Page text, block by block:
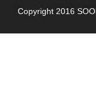
Copyright 2016